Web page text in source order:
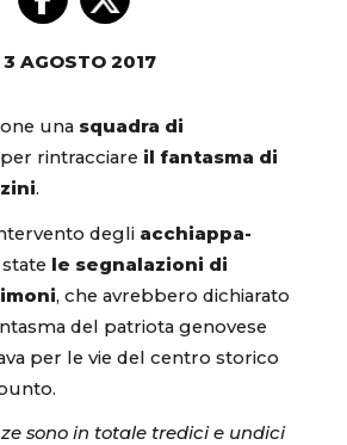
3 AGOSTO 2017
una squadra di
per rintracciare il fantasma di
.
degli acchiappa-
le segnalazioni di
, che avrebbero dichiarato
del patriota genovese
per le vie del centro storico
sono in totale tredici e undici